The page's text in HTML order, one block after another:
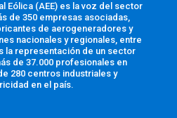
Eólica (AEE) es la voz del sector
de 350 empresas asociadas,
de aerogeneradores y
nacionales y regionales, entre
la representación de un sector
de 37.000 profesionales en
280 centros industriales y
en el país.